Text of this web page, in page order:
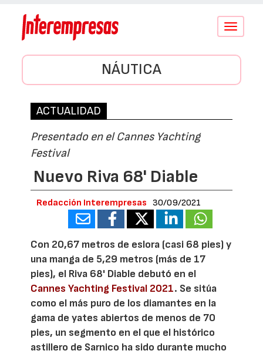
Conmutar
NÁUTICA
ACTUALIDAD
Presentado en el Cannes Yachting
Festival
Nuevo Riva 68' Diable
Redacción Interempresas 30/09/2021
Con 20,67 metros de eslora (casi 68 pies) y
una manga de 5,29 metros (más de 17
pies), el Riva 68' Diable debutó en el
Cannes Yachting Festival 2021. Se sitúa
como el más puro de los diamantes en la
gama de yates abiertos de menos de 70
pies, un segmento en el que el histórico
astillero de Sarnico ha sido durante mucho